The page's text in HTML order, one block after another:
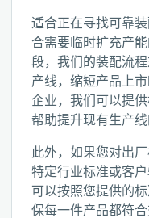
适合正在寻找可靠
合需要临时扩充产
段，我们的装配流
产线，缩短产品上
企业，我们可以提
帮助提升现有生产线
此外，如果您对出
特定行业标准或客
可以按照您提供的
保每一件产品都符